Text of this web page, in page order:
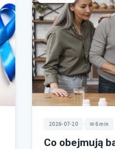
2026-07-20 • 6 min
Co obejmują